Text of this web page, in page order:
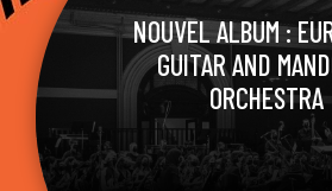
NOUVEL ALBUM :
GUITAR AND
ORCHESTRA